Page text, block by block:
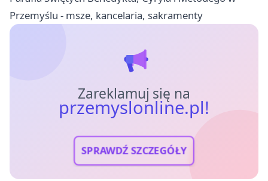
Przemyślu - msze, kancelaria, sakramenty
Zareklamuj się na
przemyslonline.pl!
SPRAWDŹ SZCZEGÓŁY